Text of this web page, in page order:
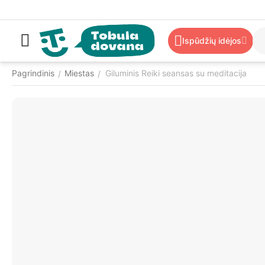
Ispūdžių idėjos
Pagrindinis / Miestas / Giluminis Reiki seansas su meditacija